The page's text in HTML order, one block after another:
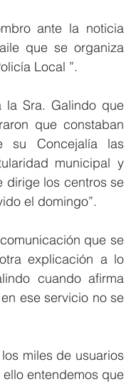
ante la noticia
que se organiza
Local ”.
la Sra. Galindo que
que constaban
su Concejalía las
municipal y
dirige los centros se
el domingo”.
que se
explicación a lo
cuando afirma
ese servicio no se
miles de usuarios
entendemos que